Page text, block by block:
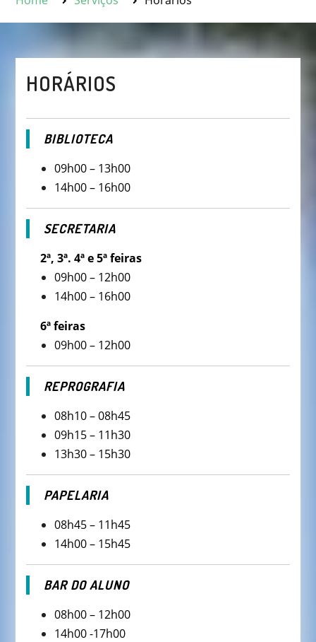
HORÁRIOS
BIBLIOTECA
09h00 – 13h00
14h00 – 16h00
SECRETARIA
2ª, 3ª. 4ª e 5ª feiras
09h00 – 12h00
14h00 – 16h00
6ª feiras
09h00 – 12h00
REPROGRAFIA
08h10 – 08h45
09h15 – 11h30
13h30 – 15h30
PAPELARIA
08h45 – 11h45
14h00 – 15h45
BAR DO ALUNO
08h00 – 12h00
14h00 -17h00